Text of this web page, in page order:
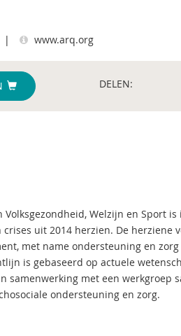
| www.arq.org
DELEN:
Volksgezondheid, Welzijn en Sport
uit 2014 herzien. De
met name ondersteuning en
is gebaseerd op actuele
samenwerking met een werkgroep
ondersteuning en zorg.